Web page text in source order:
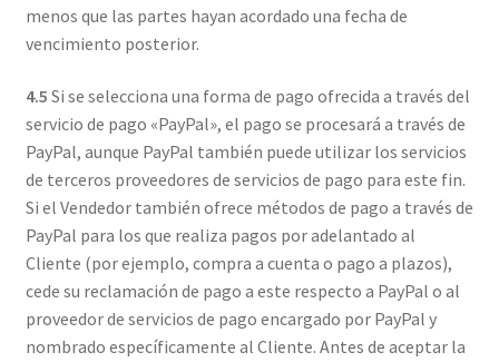
menos que las partes hayan acordado una fecha de
vencimiento posterior.
4.5 Si se selecciona una forma de pago ofrecida a través del
servicio de pago «PayPal», el pago se procesará a través de
PayPal, aunque PayPal también puede utilizar los servicios
de terceros proveedores de servicios de pago para este fin.
Si el Vendedor también ofrece métodos de pago a través de
PayPal para los que realiza pagos por adelantado al
Cliente (por ejemplo, compra a cuenta o pago a plazos),
cede su reclamación de pago a este respecto a PayPal o al
proveedor de servicios de pago encargado por PayPal y
nombrado específicamente al Cliente. Antes de aceptar la